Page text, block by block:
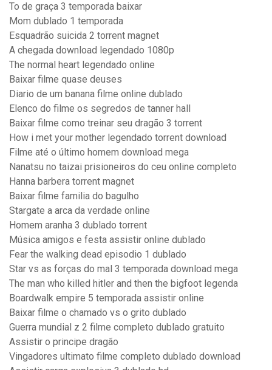
To de graça 3 temporada baixar
Mom dublado 1 temporada
Esquadrão suicida 2 torrent magnet
A chegada download legendado 1080p
The normal heart legendado online
Baixar filme quase deuses
Diario de um banana filme online dublado
Elenco do filme os segredos de tanner hall
Baixar filme como treinar seu dragão 3 torrent
How i met your mother legendado torrent download
Filme até o último homem download mega
Nanatsu no taizai prisioneiros do ceu online completo
Hanna barbera torrent magnet
Baixar filme familia do bagulho
Stargate a arca da verdade online
Homem aranha 3 dublado torrent
Música amigos e festa assistir online dublado
Fear the walking dead episodio 1 dublado
Star vs as forças do mal 3 temporada download mega
The man who killed hitler and then the bigfoot legenda
Boardwalk empire 5 temporada assistir online
Baixar filme o chamado vs o grito dublado
Guerra mundial z 2 filme completo dublado gratuito
Assistir o principe dragão
Vingadores ultimato filme completo dublado download